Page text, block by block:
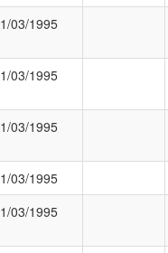
1/03/1995
1/03/1995
1/03/1995
1/03/1995
1/03/1995